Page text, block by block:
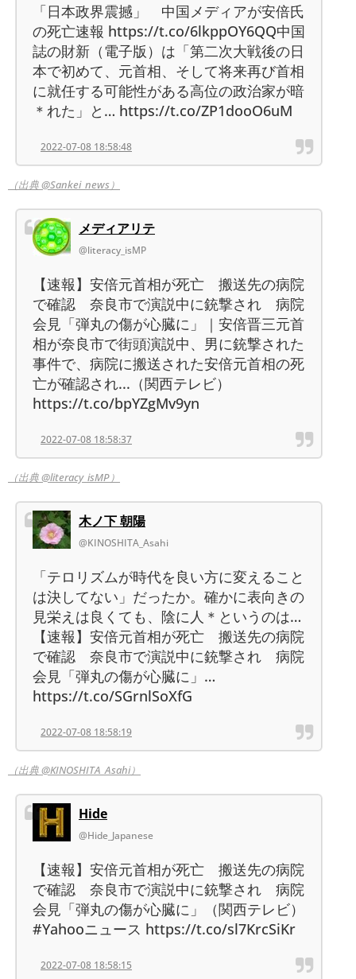
「日本政界震撼」 中国メディアが安倍氏
の死亡速報 https://t.co/6lkppOY6QQ中国
誌の財新（電子版）は「第二次大戦後の日
本で初めて、元首相、そして将来再び首相
に就任する可能性がある高位の政治家が暗
＊れた」と… https://t.co/ZP1dooO6uM
2022-07-08 18:58:48
（出典 @Sankei_news）
メディアリテ
@literacy_isMP
【速報】安倍元首相が死亡 搬送先の病院
で確認 奈良市で演説中に銃撃され 病院
会見「弾丸の傷が心臓に」｜安倍晋三元首
相が奈良市で街頭演説中、男に銃撃された
事件で、病院に搬送された安倍元首相の死
亡が確認され...（関西テレビ）
https://t.co/bpYZgMv9yn
2022-07-08 18:58:37
（出典 @literacy_isMP）
木ノ下 朝陽
@KINOSHITA_Asahi
「テロリズムが時代を良い方に変えること
は決してない」だったか。確かに表向きの
見栄えは良くても、陰に人＊というのは…
【速報】安倍元首相が死亡 搬送先の病院
で確認 奈良市で演説中に銃撃され 病院
会見「弾丸の傷が心臓に」…
https://t.co/SGrnlSoXfG
2022-07-08 18:58:19
（出典 @KINOSHITA_Asahi）
Hide
@Hide_Japanese
【速報】安倍元首相が死亡 搬送先の病院
で確認 奈良市で演説中に銃撃され 病院
会見「弾丸の傷が心臓に」（関西テレビ）
#Yahooニュース https://t.co/sl7KrcSiKr
2022-07-08 18:58:15